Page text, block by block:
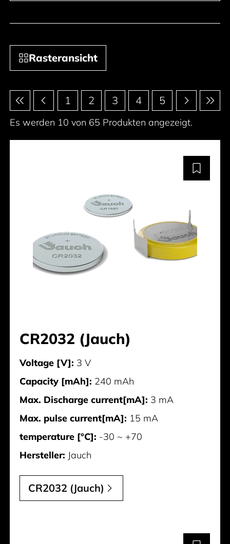
Rasteransicht
Paginierung 1 2 3 4 5
Es werden 10 von 65 Produkten angezeigt.
CR2032 (Jauch)
Voltage [V]: 3 V
Capacity [mAh]: 240 mAh
Max. Discharge current[mA]: 3 mA
Max. pulse current[mA]: 15 mA
temperature [°C]: -30 ~ +70
Hersteller: Jauch
CR2032 (Jauch)